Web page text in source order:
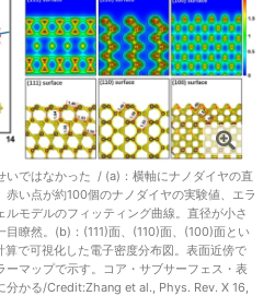
いではなかった / (a)：横軸にナノダイヤの直
い点が約100個のナノダイヤの実験値、エラ
モデルのフィッティング曲線。直径が小さ
目瞭然。(b)：(111)面、(110)面、(100)面とい
で可視化した電子密度分布図。表面近傍で
マップで示す。コア・サブサーフェス・表
分かる/Credit:Zhang et al., Phys. Rev. X 16,